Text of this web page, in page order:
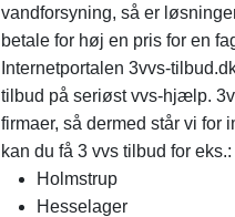
vandforsyning, så er
betale for høj en pris for en
Internetportalen 3vvs-
tilbud på seriøst vvs-hjælp.
firmaer, så dermed står vi for
kan du få 3 vvs tilbud for eks.:
Holmstrup
Hesselager